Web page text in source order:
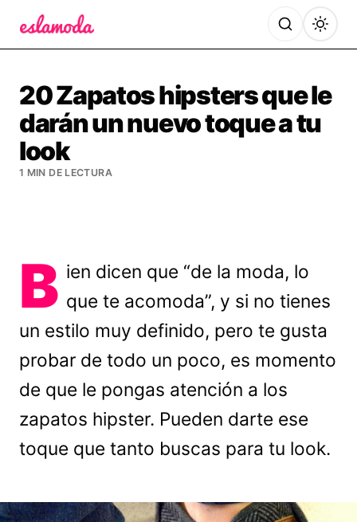
20 Zapatos hipsters que le
darán un nuevo toque a tu
look
1 MIN DE LECTURA
B ien dicen que “de la moda, lo
que te acomoda”, y si no tienes
un estilo muy definido, pero te gusta
probar de todo un poco, es momento
de que le pongas atención a los
zapatos hipster. Pueden darte ese
toque que tanto buscas para tu look.